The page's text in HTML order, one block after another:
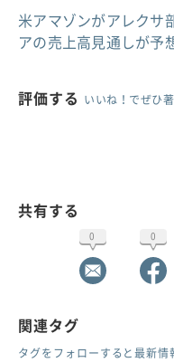
米アマゾンがアレクサ
アの売上高見通しが予
評価する いいね！でぜひ
共有する
0 0
関連タグ
タグをフォローすると最新情